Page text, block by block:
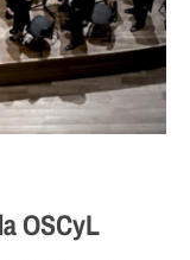
OSCyL